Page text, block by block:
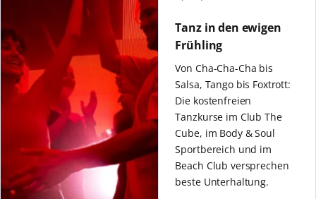
Von Cha-Cha-Cha bis
Salsa, Tango bis Foxtrott:
Die kostenfreien
Tanzkurse im Club The
Cube, im Body & Soul
Sportbereich und im
Beach Club versprechen
beste Unterhaltung.
Tanz in den ewigen
Frühling